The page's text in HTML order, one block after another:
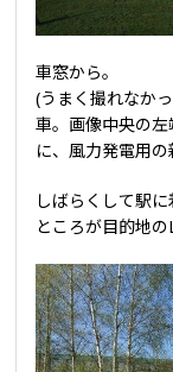
車窓から。
(うまく撮れなか
車。画像中央の
に、風力発電用の
しばらくして駅
ところが目的地の